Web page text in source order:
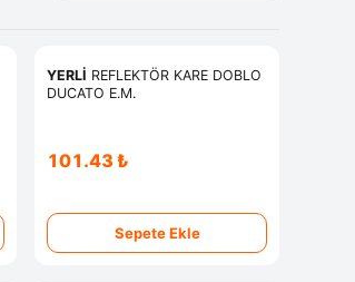
YERLİ REFLEKTÖR KARE DOBLO
DUCATO E.M.
101.43 ₺
Sepete Ekle